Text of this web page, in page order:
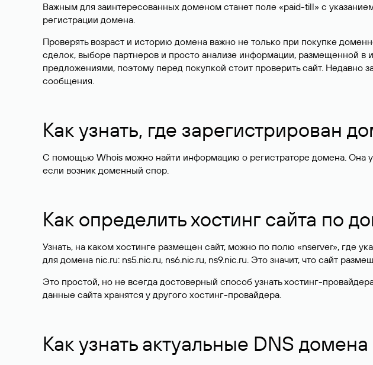
Важным для заинтересованных доменом станет поле «paid-till» с
регистрации домена.
Проверять возраст и историю домена важно не только при покупке
сделок, выборе партнеров и просто анализе информации, размещенной
предложениями, поэтому перед покупкой стоит проверить сайт.
сообщения.
Как узнать, где зарегистрирован
С помощью Whois можно найти информацию о регистраторе домена. Она
если возник доменный спор.
Как определить хостинг сайта по
Узнать, на каком хостинге размещен сайт, можно по полю «nserver», где
для домена nic.ru: ns5.nic.ru, ns6.nic.ru, ns9.nic.ru. Это значит, что сайт
Это простой, но не всегда достоверный способ узнать хостинг-
данные сайта хранятся у другого хостинг-провайдера.
Как узнать актуальные DNS домена